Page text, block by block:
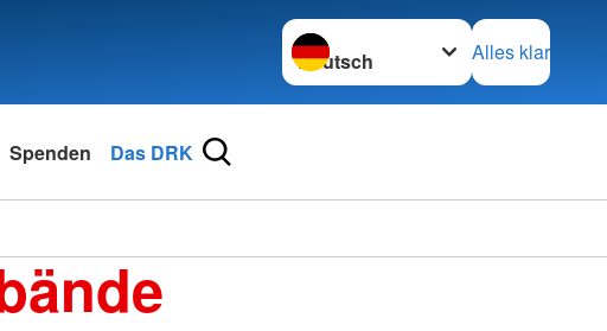
Sprache wechseln zu
Alles klar
Spenden Das DRK